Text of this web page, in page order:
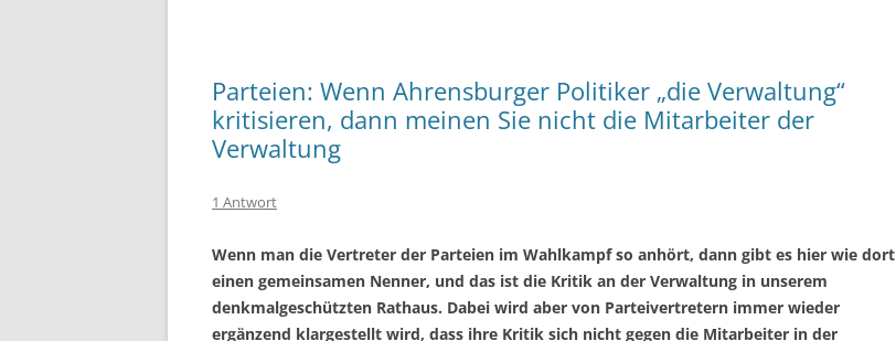
Parteien: Wenn Ahrensburger Politiker „die Verwaltung“
kritisieren, dann meinen Sie nicht die Mitarbeiter der
Verwaltung
1 Antwort
Wenn man die Vertreter der Parteien im Wahlkampf so anhört, dann gibt es hier wie dort
einen gemeinsamen Nenner, und das ist die Kritik an der Verwaltung in unserem
denkmalgeschützten Rathaus. Dabei wird aber von Parteivertretern immer wieder
ergänzend klargestellt wird, dass ihre Kritik sich nicht gegen die Mitarbeiter in der